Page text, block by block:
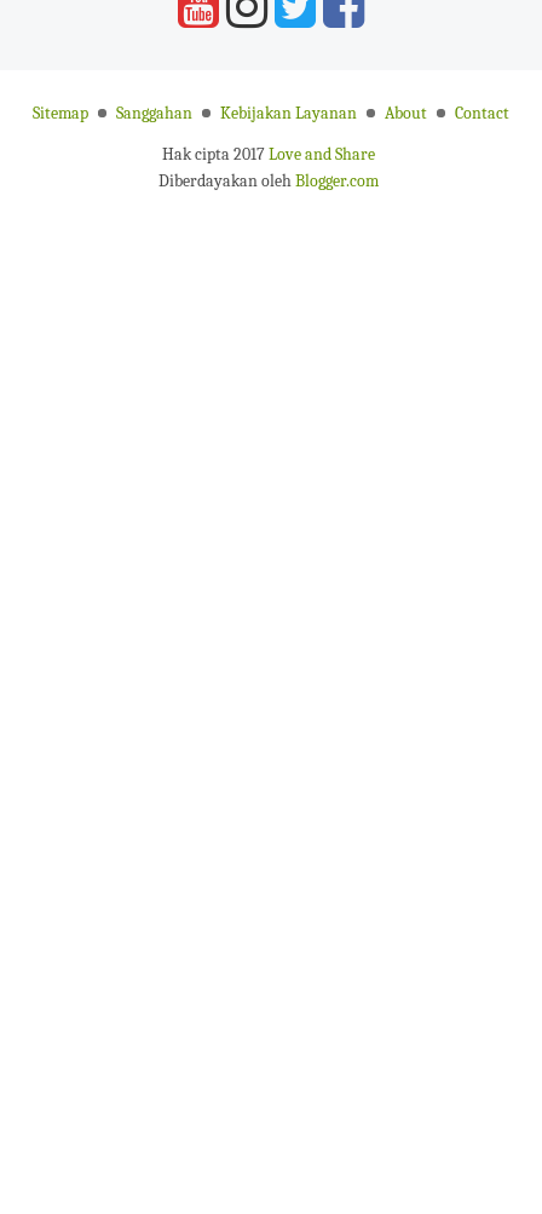
Sitemap Sanggahan Kebijakan Layanan About
Contact
Hak cipta 2017Love and Share
Diberdayakan olehBlogger.com